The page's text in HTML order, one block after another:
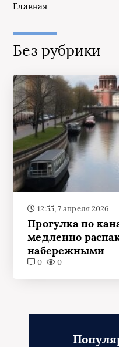
Главная
Без рубрики
12:55, 7 апреля 2026
Прогулка по
медленно
набережными
0 0